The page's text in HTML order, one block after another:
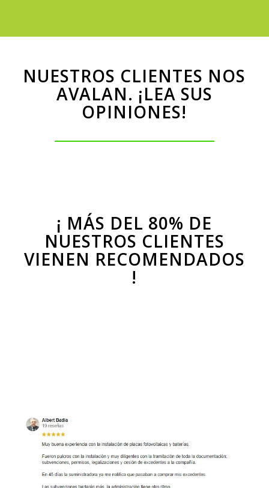
NUESTROS CLIENTES NOS
AVALAN. ¡LEA SUS
OPINIONES!
¡ MÁS DEL 80% DE
NUESTROS CLIENTES
VIENEN RECOMENDADOS
!